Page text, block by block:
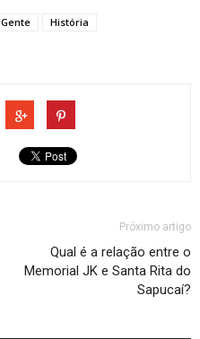
Gente
História
Próximo artigo
Qual é a relação entre o
Memorial JK e Santa Rita do
Sapucaí?